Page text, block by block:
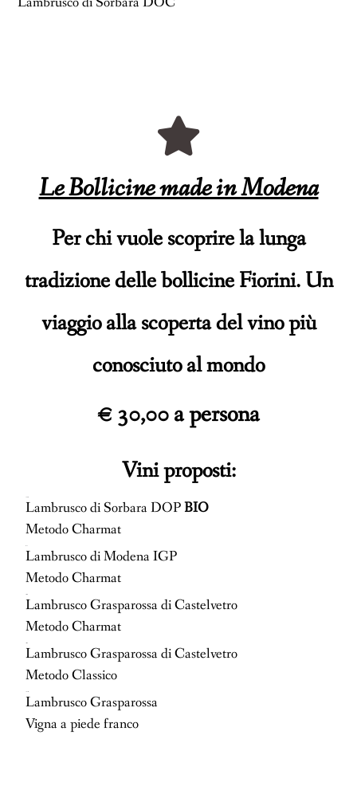
Le Bollicine made in Modena
Per chi vuole scoprire la lunga
tradizione delle bollicine Fiorini. Un
viaggio alla scoperta del vino più
conosciuto al mondo
€ 30,00 a persona
Vini proposti:
Lambrusco di Sorbara DOPBIO
Metodo Charmat
Lambrusco di Modena IGP
Metodo Charmat
Lambrusco Grasparossa di Castelvetro
Metodo Charmat
Lambrusco Grasparossa di Castelvetro
Metodo Classico
Lambrusco Grasparossa
Vigna a piede franco